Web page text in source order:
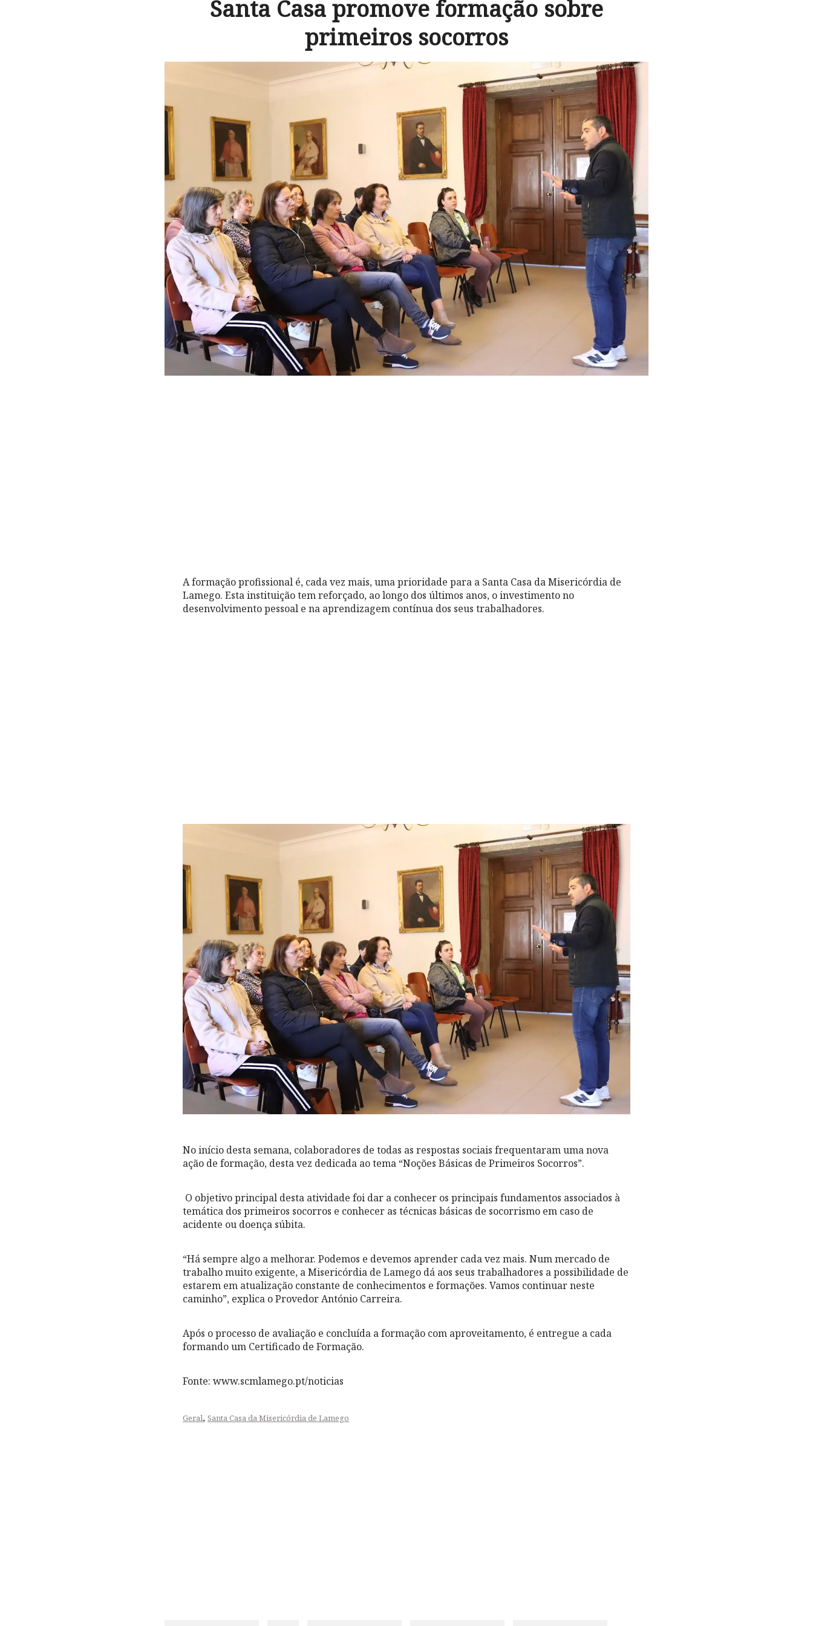
Santa Casa promove formação sobre
primeiros socorros
A formação profissional é, cada vez mais, uma prioridade para a Santa Casa da Misericórdia de
Lamego. Esta instituição tem reforçado, ao longo dos últimos anos, o investimento no
desenvolvimento pessoal e na aprendizagem contínua dos seus trabalhadores.
No início desta semana, colaboradores de todas as respostas sociais frequentaram uma nova
ação de formação, desta vez dedicada ao tema “Noções Básicas de Primeiros Socorros”.
O objetivo principal desta atividade foi dar a conhecer os principais fundamentos associados à
temática dos primeiros socorros e conhecer as técnicas básicas de socorrismo em caso de
acidente ou doença súbita.
“Há sempre algo a melhorar. Podemos e devemos aprender cada vez mais. Num mercado de
trabalho muito exigente, a Misericórdia de Lamego dá aos seus trabalhadores a possibilidade de
estarem em atualização constante de conhecimentos e formações. Vamos continuar neste
caminho”, explica o Provedor António Carreira.
Após o processo de avaliação e concluída a formação com aproveitamento, é entregue a cada
formando um Certificado de Formação.
Fonte: www.scmlamego.pt/noticias
Geral, Santa Casa da Misericórdia de Lamego